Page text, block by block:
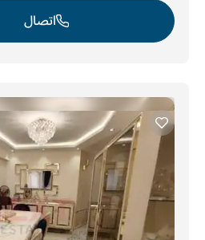
اتصال